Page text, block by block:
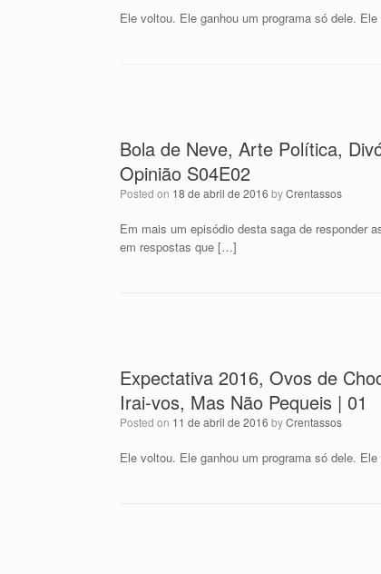
Ele voltou. Ele ganhou um programa só dele.
Bola de Neve, Arte Política,
Opinião S04E02
Posted on 18 de abril de 2016 byCrentassos
Em mais um episódio desta saga de responder
em respostas que […]
Expectativa 2016, Ovos de
Irai-vos, Mas Não Pequeis | 01
Posted on 11 de abril de 2016 byCrentassos
Ele voltou. Ele ganhou um programa só dele.